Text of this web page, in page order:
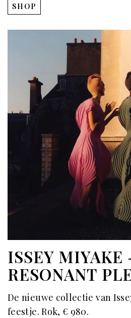
SHOP
ISSEY MIYAKE
RESONANT
De nieuwe collectie van
feestje. Rok, € 980.